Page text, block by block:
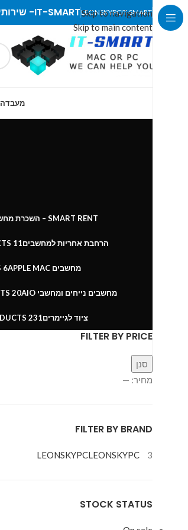
Skip to navigation
Skip to main content
IT-SMART
LEONSKYPCIT-SMART- שירותי מחשוב ושירותי מעבדה
מעבדה LAB SERVICES
SMART RENT – השכרת מחשבים
הרחבת אחריות למחשבים11 PRODUCTS
מחשבים APPLE MAC 6 PRODUCTS
מחשבים נייחים ומחשבי AIO 20 PRODUCTS
ציוד לגיימרים231 PRODUCTS
FILTER BY PRICE
סנן
מחיר: —
FILTER BY BRAND
LEONSKYPCLEONSKYPC 3
STOCK STATUS